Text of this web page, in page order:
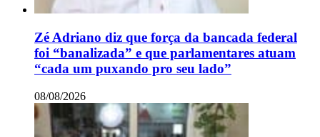
Zé Adriano diz que força da bancada federal
foi “banalizada” e que parlamentares atuam
“cada um puxando pro seu lado”
08/08/2026